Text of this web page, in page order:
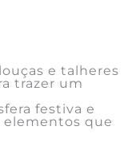
e talheres
trazer um
festiva e
elementos que